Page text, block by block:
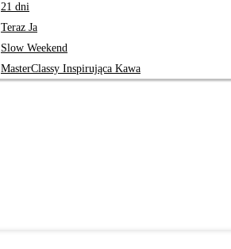
21 dni
Teraz Ja
Slow Weekend
MasterClassy Inspirująca Kawa